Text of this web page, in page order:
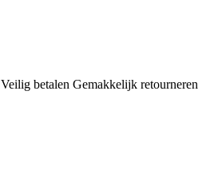
Veilig betalen Gemakkelijk retourneren